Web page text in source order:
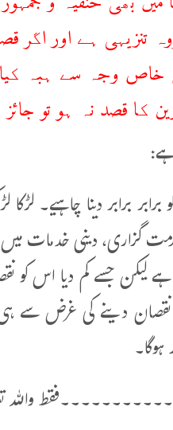
تنزیہی ہے اور اگر
وجہ سے ہبہ کیا
کا قصد نہ ہو تو
برابر دینا چاہیے۔
گزاری، دینی خدمات
جسے کم دیا اس کو
دینے کی غرض سے ہی
واللہ